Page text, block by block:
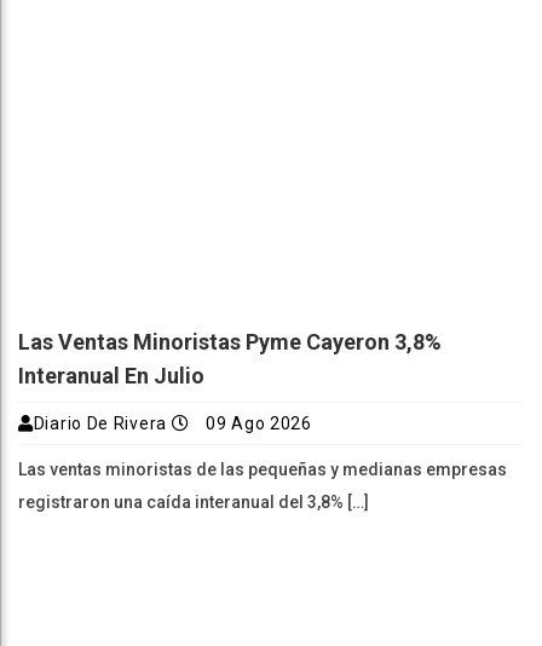
Las Ventas Minoristas Pyme Cayeron 3,8%
Interanual En Julio
Diario De Rivera 09 Ago 2026
Las ventas minoristas de las pequeñas y medianas empresas
registraron una caída interanual del 3,8% […]